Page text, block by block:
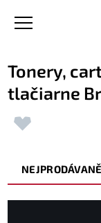
Tonery,
tlačiarne